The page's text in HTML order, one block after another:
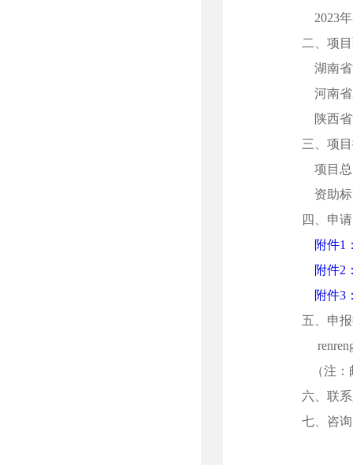
2023年
二、项
湖南
河南省
陕西省
三、项
项目总
资助
四、申
附件1
附件2
附件3
五、申
（注：
六、联
七、咨询